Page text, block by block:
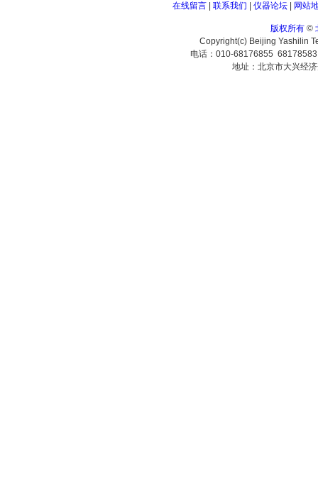
在线留言| 联系我们 仪器论坛| 网站
版权所有©
Copyright(c) Beijing Yashilin
电话：010-68176855
地址：北京市大兴经